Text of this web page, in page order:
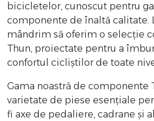
bicicletelor, cunoscut pentru
componente de înaltă calitate.
mândrim să oferim o selecție
Thun, proiectate pentru a
confortul cicliștilor de toate
Gama noastră de componente
varietate de piese esențiale
fi axe de pedaliere, cadrane și